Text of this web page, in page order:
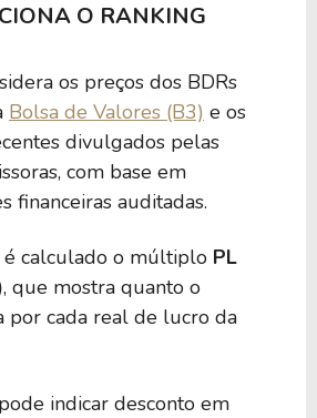
O RANKING
os preços dos BDRs
Bolsa de Valores (B3) e os
divulgados pelas
com base em
financeiras auditadas.
é calculado o múltiplo PL
, que mostra quanto o
por cada real de lucro da
indicar desconto em